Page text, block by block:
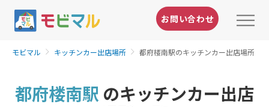
お問い合わせ
モビマル キッチンカー出店場所 都府楼南駅のキッチンカー出店場所
都府楼南駅 のキッチンカー出店